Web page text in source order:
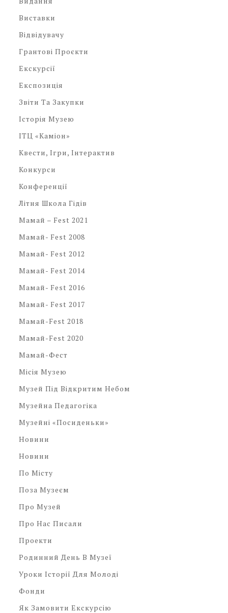
Виставки
Відвідувачу
Грантові Проєкти
Екскурсії
Експозиція
Звіти Та Закупки
Історія Музею
ІТЦ «Каміон»
Квести, Ігри, Інтерактив
Конкурси
Конференції
Літня Школа Гідів
Мамай – Fest 2021
Мамай- Fest 2008
Мамай- Fest 2012
Мамай- Fest 2014
Мамай- Fest 2016
Мамай- Fest 2017
Мамай-Fest 2018
Мамай-Fest 2020
Мамай-Фест
Місія Музею
Музей Під Відкритим Небом
Музейна Педагогіка
Музейні «посиденьки»
Новини
Новини
По Місту
Поза Музеєм
Про Музей
Про Нас Писали
Проекти
Родинний День В Музеї
Уроки Історії Для Молоді
Фонди
Як Замовити Екскурсію